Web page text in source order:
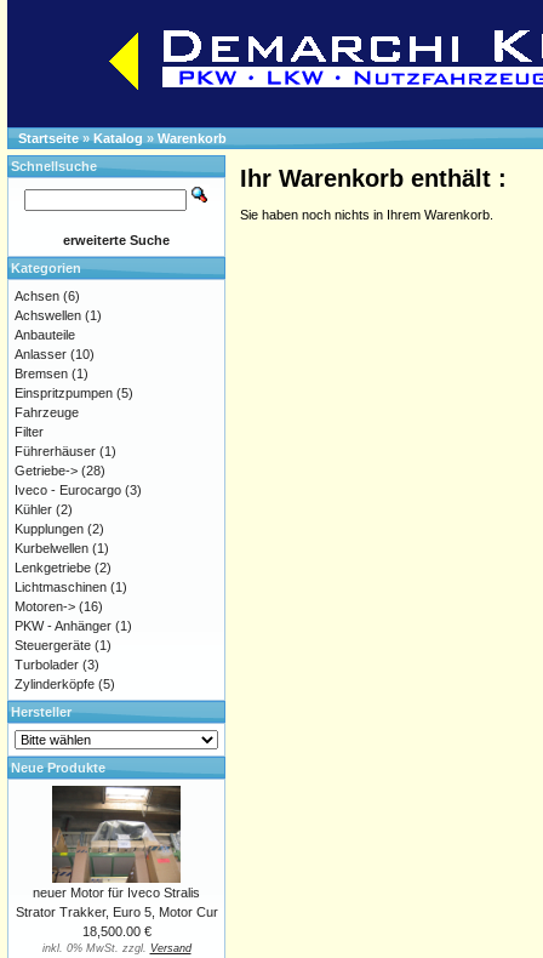
Startseite»Katalog » Warenkorb
Ihr Warenkorb enthält :
Sie haben noch nichts in Ihrem Warenkorb.
Schnellsuche
erweiterte Suche
Kategorien
Achsen (6)
Achswellen (1)
Anbauteile
Anlasser (10)
Bremsen (1)
Einspritzpumpen (5)
Fahrzeuge
Filter
Führerhäuser (1)
Getriebe-> (28)
Iveco - Eurocargo (3)
Kühler (2)
Kupplungen (2)
Kurbelwellen (1)
Lenkgetriebe (2)
Lichtmaschinen (1)
Motoren-> (16)
PKW - Anhänger (1)
Steuergeräte (1)
Turbolader (3)
Zylinderköpfe (5)
Hersteller
Neue Produkte
neuer Motor für Iveco Stralis
Strator Trakker, Euro 5, Motor Cur
18,500.00 €
inkl. 0% MwSt. zzgl. Versand